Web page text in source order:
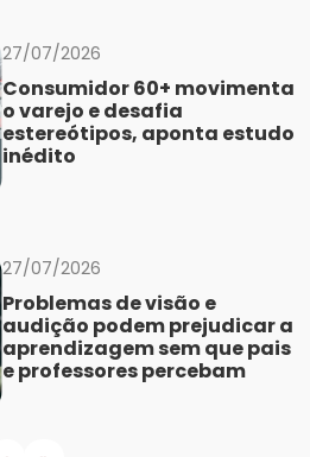
27/07/2026
Consumidor 60+ movimenta
o varejo e desafia
estereótipos, aponta estudo
inédito
27/07/2026
Problemas de visão e
audição podem prejudicar a
aprendizagem sem que pais
e professores percebam